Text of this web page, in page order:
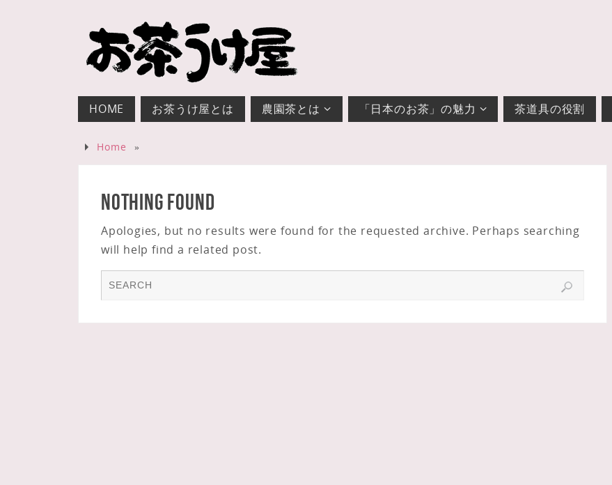
HOME お茶うけ屋とは 農園茶とは 「日本のお茶」の魅力 茶道具の役割
Home »
Nothing Found
Apologies, but no results were found for the requested archive. Perhaps searching
will help find a related post.